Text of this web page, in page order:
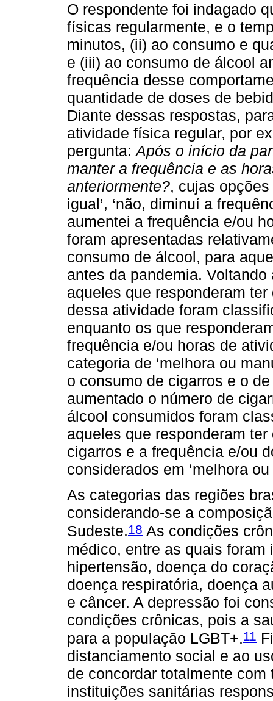
O respondente foi indagado
físicas regularmente, e o
minutos, (ii) ao consumo e
e (iii) ao consumo de álcool
frequência desse
quantidade de doses de
Diante dessas respostas,
atividade física regular, por
pergunta:Após o início da
manter a frequência e as
anteriormente?, cujas
igual’, ‘não, diminuí a
aumentei a frequência e/ou
foram apresentadas
consumo de álcool, para
antes da pandemia.
aqueles que responderam
dessa atividade foram
enquanto os que
frequência e/ou horas de
categoria de ‘melhora ou
o consumo de cigarros e o
aumentado o número de
álcool consumidos foram
aqueles que responderam
cigarros e a frequência e/ou
considerados em ‘melhora
As categorias das regiões
considerando-se a
Sudeste.18 As condições
médico, entre as quais
hipertensão, doença do
doença respiratória, doença
e câncer. A depressão foi
condições crônicas, pois a
para a população LGBT+.11
distanciamento social e ao
de concordar totalmente
instituições sanitárias